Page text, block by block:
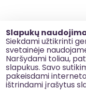
Slapukų
Siekdami užtikrinti
svetainėje
Naršydami toliau,
slapukus. Savo
pakeisdami
ištrindami įrašytus
Slapukų naudojimas
Korupcijos
Kontaktai